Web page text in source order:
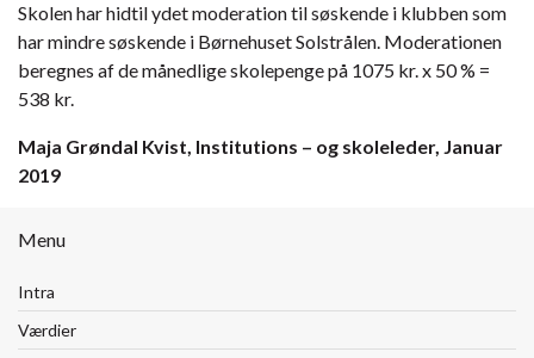
Menu
Intra
Værdier
Skolen har hidtil ydet moderation til søskende i klubben som
har mindre søskende i Børnehuset Solstrålen. Moderationen
beregnes af de månedlige skolepenge på 1075 kr. x 50 % =
538 kr.
Maja Grøndal Kvist, Institutions – og skoleleder, Januar
2019